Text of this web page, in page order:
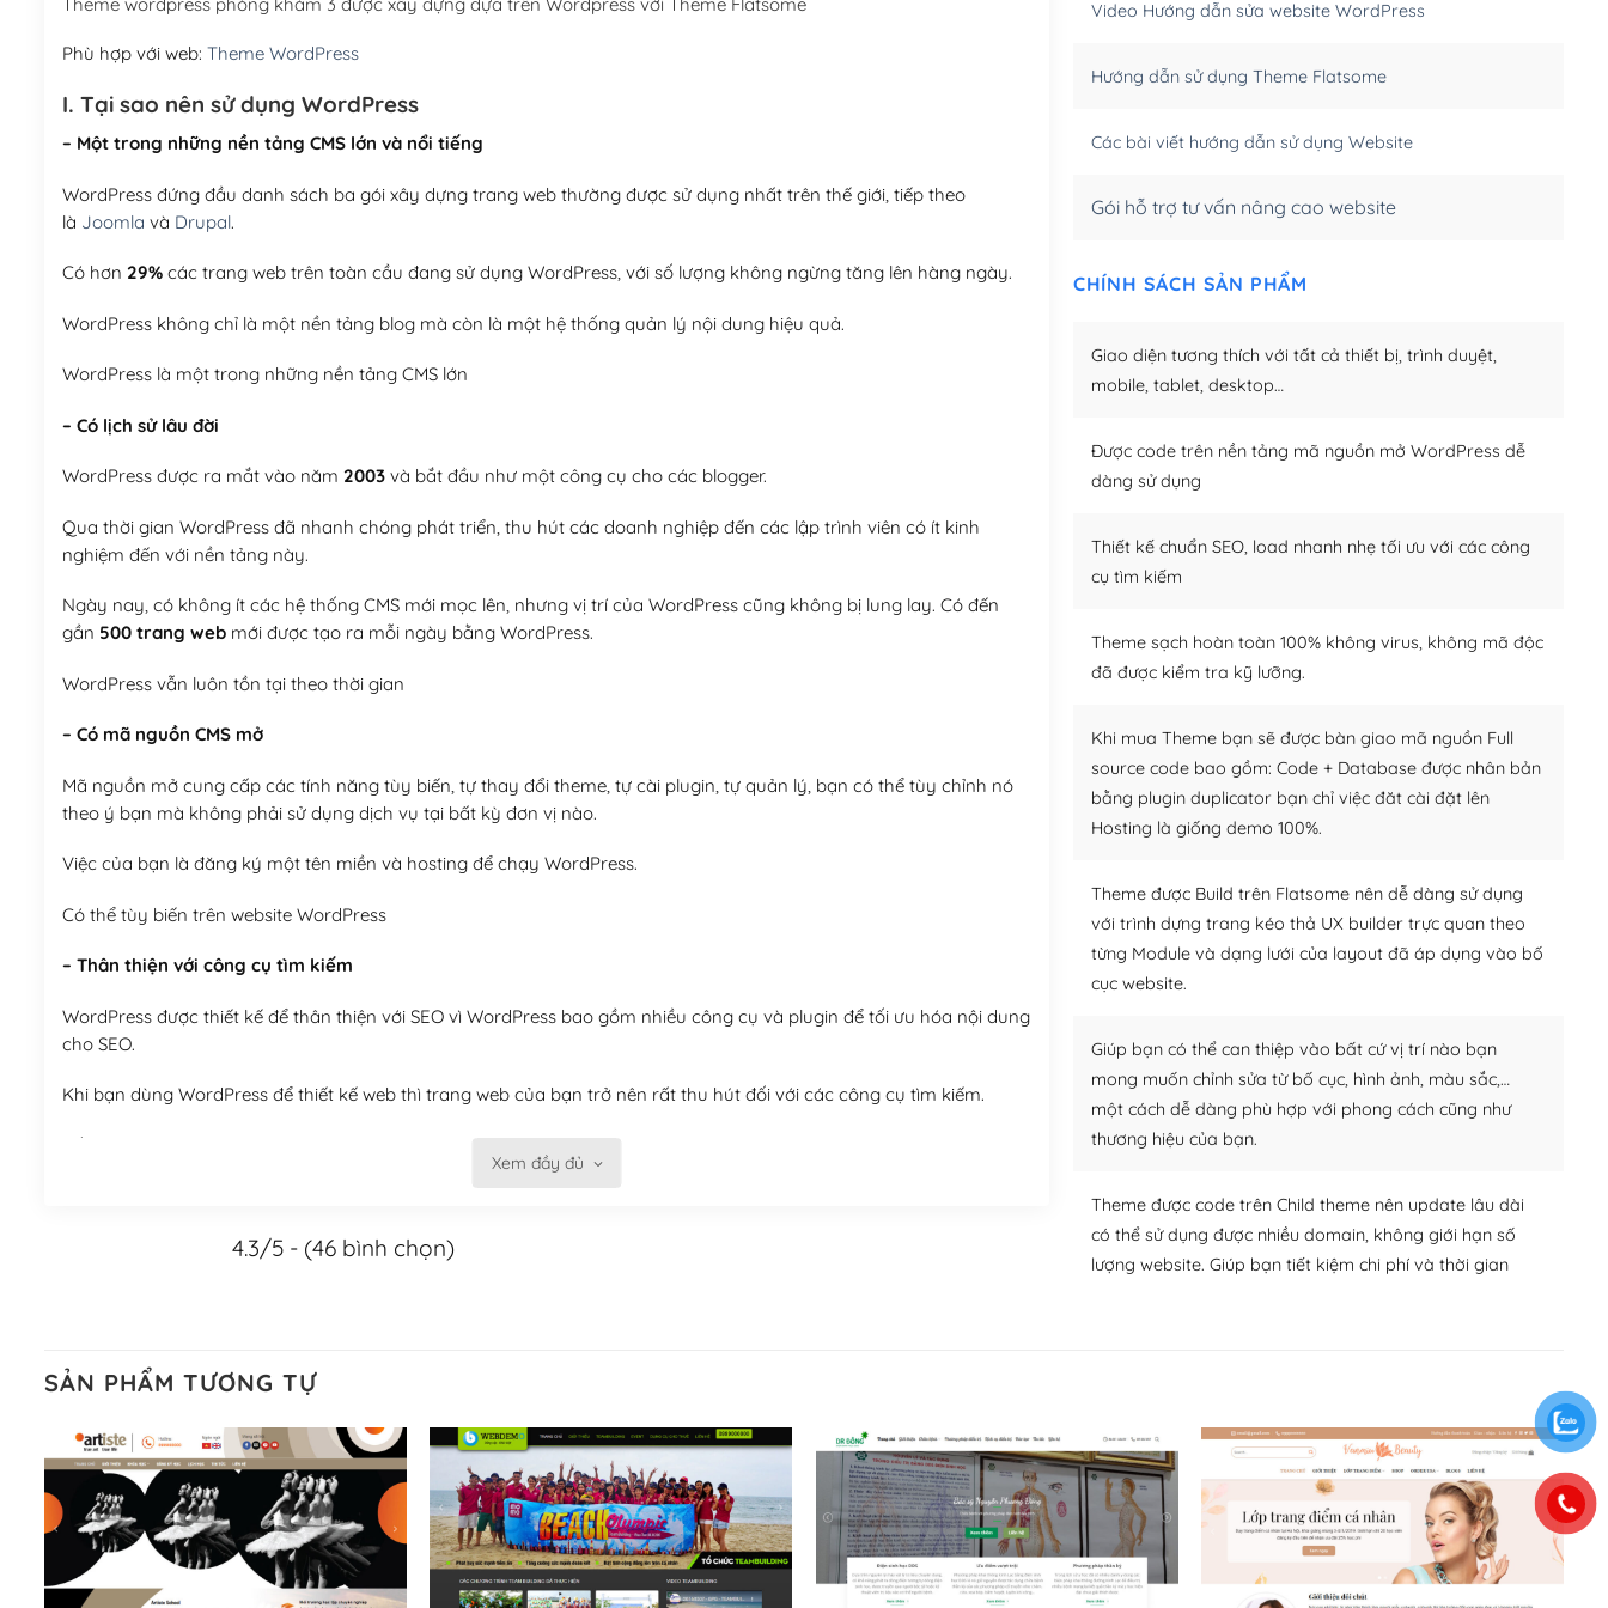
(+950,000₫)
Theme wordpress phòng khám 3 được xây dựng dựa trên Wordpress với Theme Flatsome
Phù hợp với web: Theme WordPress
I. Tại sao nên sử dụng WordPress
– Một trong những nền tảng CMS lớn và nổi tiếng
WordPress đứng đầu danh sách ba gói xây dựng trang web thường được sử dụng nhất trên thế giới, tiếp theo
là Joomla và Drupal.
Có hơn 29%các trang web trên toàn cầu đang sử dụng WordPress, với số lượng không ngừng tăng lên hàng ngày.
WordPress không chỉ là một nền tảng blog mà còn là một hệ thống quản lý nội dung hiệu quả.
WordPress là một trong những nền tảng CMS lớn
– Có lịch sử lâu đời
WordPress được ra mắt vào năm 2003và bắt đầu như một công cụ cho các blogger.
Qua thời gian WordPress đã nhanh chóng phát triển, thu hút các doanh nghiệp đến các lập trình viên có ít kinh
nghiệm đến với nền tảng này.
Ngày nay, có không ít các hệ thống CMS mới mọc lên, nhưng vị trí của WordPress cũng không bị lung lay. Có đến
gần 500 trang webmới được tạo ra mỗi ngày bằng WordPress.
WordPress vẫn luôn tồn tại theo thời gian
– Có mã nguồn CMS mở
Mã nguồn mở cung cấp các tính năng tùy biến, tự thay đổi theme, tự cài plugin, tự quản lý, bạn có thể tùy chỉnh nó
theo ý bạn mà không phải sử dụng dịch vụ tại bất kỳ đơn vị nào.
Việc của bạn là đăng ký một tên miền và hosting để chạy WordPress.
Có thể tùy biến trên website WordPress
– Thân thiện với công cụ tìm kiếm
WordPress được thiết kế để thân thiện với SEO vì WordPress bao gồm nhiều công cụ và plugin để tối ưu hóa nội dung
cho SEO.
Khi bạn dùng WordPress để thiết kế web thì trang web của bạn trở nên rất thu hút đối với các công cụ tìm kiếm.
Tối ưu hóa công cụ tìm kiếm
Khi bạn sử dụng WordPress, thì vấn đề giao diện của bạn trở nên dễ dàng và nhanh chóng. Với kho Theme
– Sở hữu một cộng đồng lớn, sẵn sàng hỗ trợ
WordPress là nơi lưu trữ cho một diễn đàn cộng đồng khổng lồ được kiểm duyệt bởi các nhân viên và những người
cuồng tín WordPress.
Nếu bạn gặp khó khăn, bạn có thể lên mạng và tìm kiếm những cộng đồng WordPress, họ sẽ giúp bạn trả lời, giải
Xem đầy đủ
4.3/5 - (46 bình chọn)
Video Hướng dẫn sửa website WordPress
Hướng dẫn sử dụng Theme Flatsome
Các bài viết hướng dẫn sử dụng Website
Gói hỗ trợ tư vấn nâng cao website
CHÍNH SÁCH SẢN PHẨM
Giao diện tương thích với tất cả thiết bị, trình duyệt,
mobile, tablet, desktop…
Được code trên nền tảng mã nguồn mở WordPress dễ
dàng sử dụng
Thiết kế chuẩn SEO, load nhanh nhẹ tối ưu với các công
cụ tìm kiếm
Theme sạch hoàn toàn 100% không virus, không mã độc
đã được kiểm tra kỹ lưỡng.
Khi mua Theme bạn sẽ được bàn giao mã nguồn Full
source code bao gồm: Code + Database được nhân bản
bằng plugin duplicator bạn chỉ việc đăt cài đặt lên
Hosting là giống demo 100%.
Theme được Build trên Flatsome nên dễ dàng sử dụng
với trình dựng trang kéo thả UX builder trực quan theo
từng Module và dạng lưới của layout đã áp dụng vào bố
cục website.
Giúp bạn có thể can thiệp vào bất cứ vị trí nào bạn
mong muốn chỉnh sửa từ bố cục, hình ảnh, màu sắc,…
một cách dễ dàng phù hợp với phong cách cũng như
thương hiệu của bạn.
Theme được code trên Child theme nên update lâu dài
có thể sử dụng được nhiều domain, không giới hạn số
lượng website. Giúp bạn tiết kiệm chi phí và thời gian
SẢN PHẨM TƯƠNG TỰ